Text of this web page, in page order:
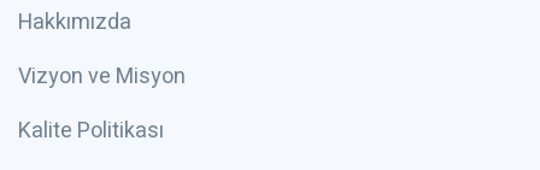
Hakkımızda
Vizyon ve Misyon
Kalite Politikası